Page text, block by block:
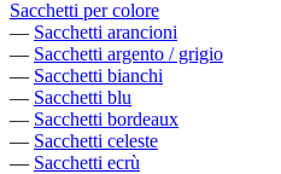
Sacchetti per colore
— Sacchetti arancioni
— Sacchetti argento / grigio
— Sacchetti bianchi
— Sacchetti blu
— Sacchetti bordeaux
— Sacchetti celeste
— Sacchetti ecrù